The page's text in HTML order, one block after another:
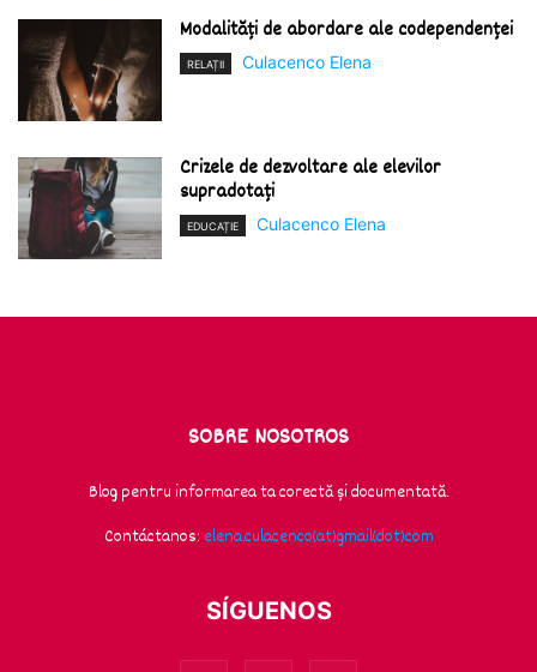
Modalități de abordare ale codependenței
RELAȚII Culacenco Elena
Crizele de dezvoltare ale elevilor
supradotați
EDUCAȚIE Culacenco Elena
SOBRE NOSOTROS
Blog pentru informarea ta corectă și documentată.
Contáctanos: elena.culacenco(at)gmail(dot)com
SÍGUENOS